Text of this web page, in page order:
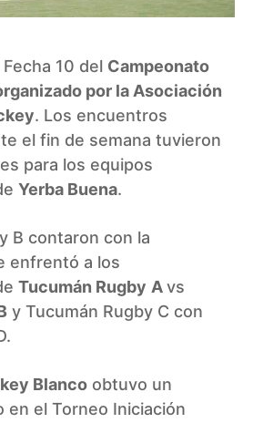
10 del Campeonato
por la Asociación
. Los encuentros
el fin de semana tuvieron
para los equipos
Yerba Buena.
B contaron con la
enfrentó a los
Tucumán Rugby Avs
y Tucumán Rugby C con
Blanco obtuvo un
en el Torneo Iniciación